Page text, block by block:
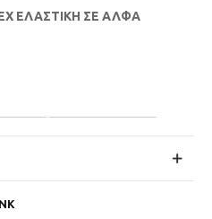
ΕΛΑΣΤΙΚΗ ΣΕ ΑΛΦΑ